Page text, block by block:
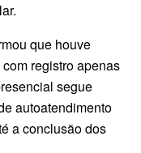
que houve
registro apenas
segue
autoatendimento
a conclusão dos